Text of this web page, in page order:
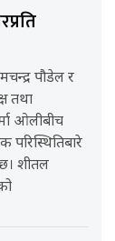
पौडेल र
तथा
ओलीबीच
परिस्थितिबारे
शीतल